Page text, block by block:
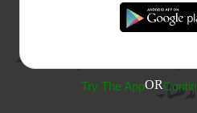
بلکہ سینہ کے اوپر ہمیشہ ہاتھ
Try The AppOR